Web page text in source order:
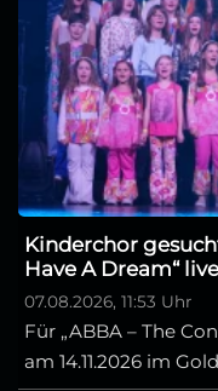
Kinderchor
Have A Dream“
07.08.2026, 11:53 Uhr
Für „ABBA – The
am 14.11.2026 im